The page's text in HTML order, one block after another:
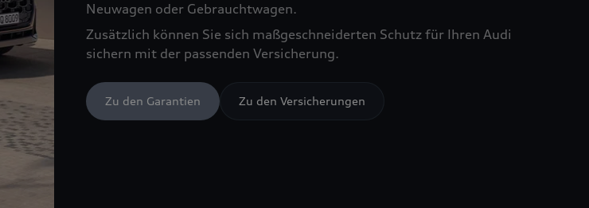
Neuwagen oder Gebrauchtwagen.
Zusätzlich können Sie sich maßgeschneiderten Schutz für Ihren Audi
sichern mit der passenden Versicherung.
Zu den Garantien Zu den Versicherungen